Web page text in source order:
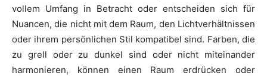
vollem Umfang in Betracht oder entscheiden sich für
Nuancen, die nicht mit dem Raum, den Lichtverhältnissen
oder ihrem persönlichen Stil kompatibel sind. Farben, die
zu grell oder zu dunkel sind oder nicht miteinander
harmonieren, können einen Raum erdrücken oder